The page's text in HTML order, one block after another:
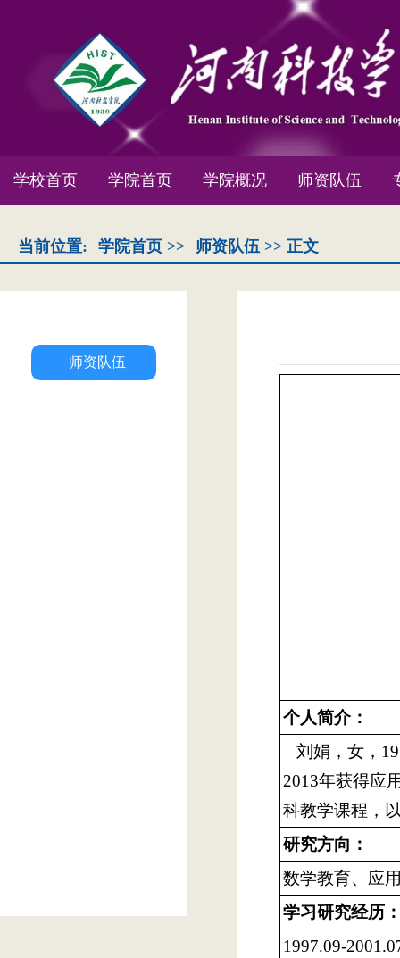
学校首页 学院首页 学院概况 师资队伍
当前位置: 学院首页 >> 师资队伍 >> 正文
师资队伍
个人简介：
刘娟，女，
2013年获得应
科教学课程，
研究方向：
数学教育、应
学习研究经历
1997.09-